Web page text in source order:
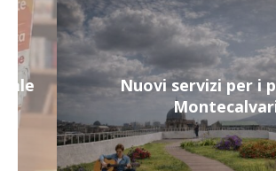
Nuovi servizi per i più
Montecalvario...